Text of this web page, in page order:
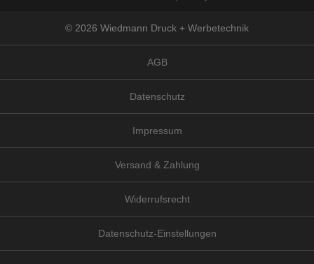
© 2026 Wiedmann Druck + Werbetechnik
AGB
Datenschutz
Impressum
Versand & Zahlung
Widerrufsrecht
Datenschutz-Einstellungen